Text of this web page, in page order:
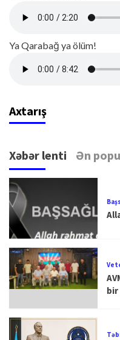
Ya Qarabağ ya ölüm!
Axtarış
Xəbər lenti Ən
bir